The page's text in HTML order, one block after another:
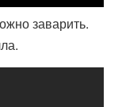
заварить.